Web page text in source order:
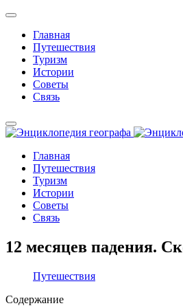
Главная
Путешествия
Туризм
Истории
Советы
Связь
Главная
Путешествия
Туризм
Истории
Советы
Связь
12 месяцев падения.
Путешествия
Содержание